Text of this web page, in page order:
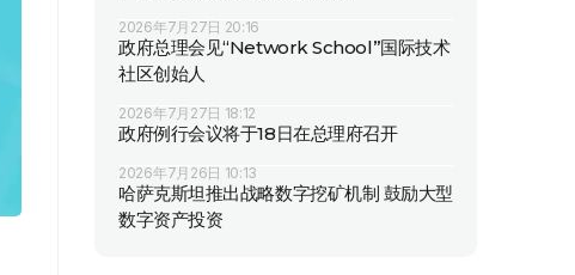
2026年7月27日 20:16
政府总理会见“Network School”国际技术
社区创始人
2026年7月27日 18:12
政府例行会议将于18日在总理府召开
2026年7月26日 10:13
哈萨克斯坦推出战略数字挖矿机制 鼓励大型
数字资产投资